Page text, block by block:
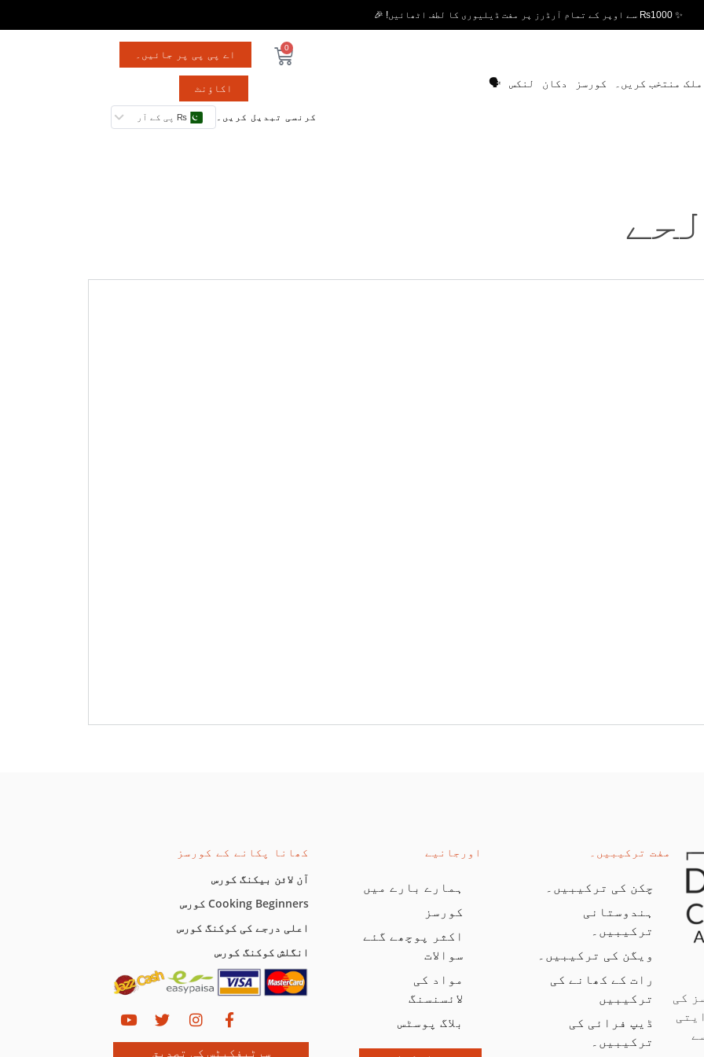
✨ ₨1000 سے اوپر کے تمام آرڈرز پر مفت ڈیلیوری کا لطف اٹھائیں! 🎉
ملک منتخب کریں۔ کورسز دکان لنکس 🗣️
0
اے پی پی پر جائیں۔
اکاؤنٹ
کرنسی تبدیل کریں۔ ₨ پی کے آر
کی
مفت ترکیبیں۔
چکن کی ترکیبیں۔
ہندوستانی
ترکیبیں۔
ویگن کی ترکیبیں۔
رات کے کھانے کی
ترکیبیں
ڈیپ فرائی کی
ترکیبیں۔
اورجانیے
ہمارے بارے میں
کورسز
اکثر پوچھے گئے
سوالات
مواد کی
لائسنسنگ
بلاگ پوسٹس
کھانا پکانے کے کورسز
آن لائن بیکنگ کورس
Cooking Beginners کورس
اعلی درجے کی کوکنگ کورس
انگلش کوکنگ کورس
سرٹیفکیٹس کی تصدیق